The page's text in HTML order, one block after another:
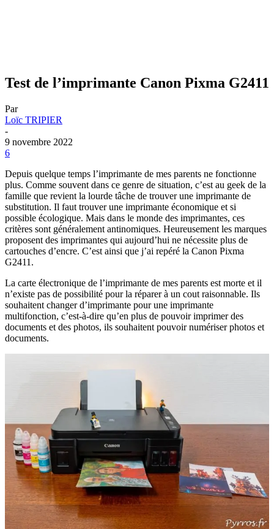
Test de l’imprimante Canon Pixma G2411
Par
Loïc TRIPIER
-
9 novembre 2022
6
Depuis quelque temps l’imprimante de mes parents ne fonctionne
plus. Comme souvent dans ce genre de situation, c’est au geek de la
famille que revient la lourde tâche de trouver une imprimante de
substitution. Il faut trouver une imprimante économique et si
possible écologique. Mais dans le monde des imprimantes, ces
critères sont généralement antinomiques. Heureusement les marques
proposent des imprimantes qui aujourd’hui ne nécessite plus de
cartouches d’encre. C’est ainsi que j’ai repéré la Canon Pixma
G2411.
La carte électronique de l’imprimante de mes parents est morte et il
n’existe pas de possibilité pour la réparer à un cout raisonnable. Ils
souhaitent changer d’imprimante pour une imprimante
multifonction, c’est-à-dire qu’en plus de pouvoir imprimer des
documents et des photos, ils souhaitent pouvoir numériser photos et
documents.